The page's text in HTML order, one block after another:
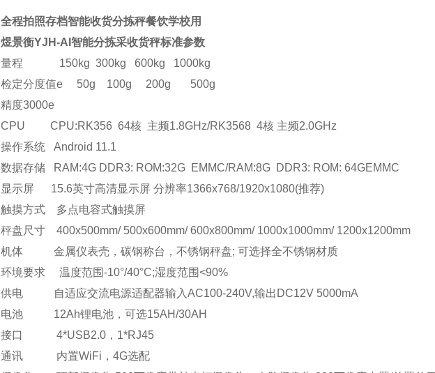
全程拍照存档智能收货分拣秤餐饮学校用
煜景衡YJH-AI 智能分拣采收货秤标准参数
量程
150kg 300kg 600kg 1000kg
检定分度值e 50g 100g 200g 500g
精度3000e
CPU CPU:RK356 64核 主频1.8GHz/RK3568 4核 主频2.0GHz
操作系统
Android 11.1
数据存储
RAM:4G DDR3: ROM:32G EMMC/RAM:8G DDR3: ROM: 64GEMMC
显示屏
15.6英寸高清显示屏 分辨率1366x768/1920x1080(推荐)
触摸方式
多点电容式触摸屏
秤盘尺寸
400x500mm/ 500x600mm/ 600x800mm/ 1000x1000mm/ 1200x1200mm
机体
金属仪表壳，碳钢称台，不锈钢秤盘; 可选择全不锈钢材质
环境要求
温度范围-10°/40°C;湿度范围<90%
供电
自适应交流电源适配器输入AC100-240V,输出 DC12V 5000mA
电池
12Ah锂电池，可选15AH/30AH
接口
4*USB2.0 ， 1*RJ45
通讯
内置WiFi ， 4G选配